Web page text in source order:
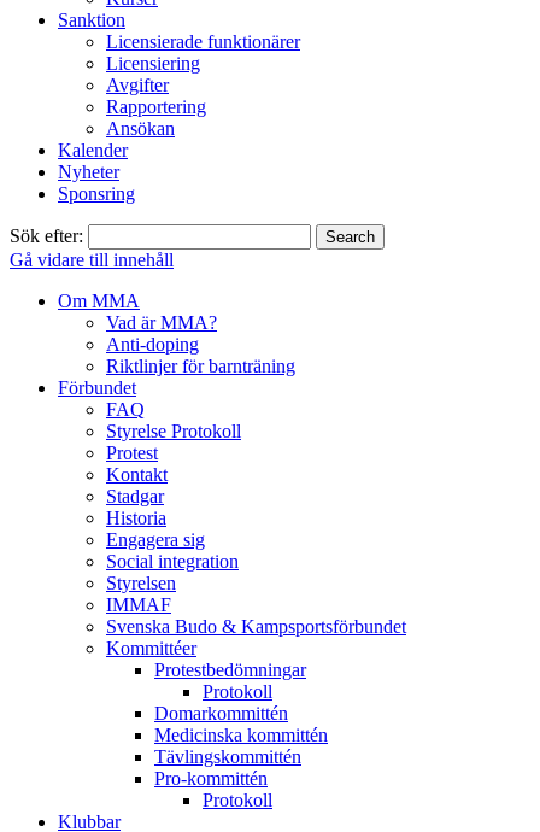
Sanktion
Licensierade funktionärer
Licensiering
Avgifter
Rapportering
Ansökan
Kalender
Nyheter
Sponsring
Sök efter:
Gå vidare till innehåll
Om MMA
Vad är MMA?
Anti-doping
Riktlinjer för barnträning
Förbundet
FAQ
Styrelse Protokoll
Protest
Kontakt
Stadgar
Historia
Engagera sig
Social integration
Styrelsen
IMMAF
Svenska Budo & Kampsportsförbundet
Kommittéer
Protestbedömningar
Protokoll
Domarkommittén
Medicinska kommittén
Tävlingskommittén
Pro-kommittén
Protokoll
Klubbar